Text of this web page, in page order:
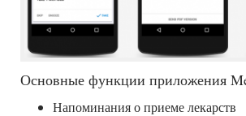
Основные функции приложения
Напоминания о приеме лекарств